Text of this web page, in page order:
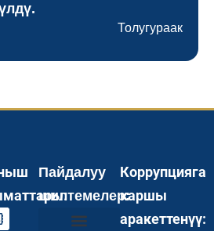
Толугураак
Пайдалуу
шилтемелер:
Коррупцияга
каршы
аракеттенүү: